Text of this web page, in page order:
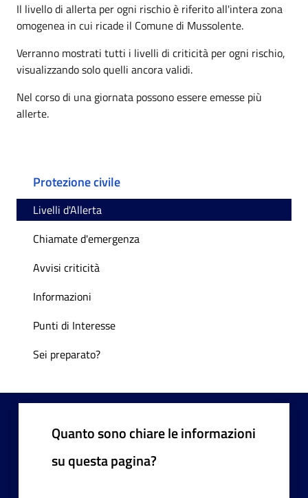
Il livello di allerta per ogni rischio è riferito all'intera zona
omogenea in cui ricade il Comune di Mussolente.
Verranno mostrati tutti i livelli di criticità per ogni rischio,
visualizzando solo quelli ancora validi.
Nel corso di una giornata possono essere emesse più
allerte.
Protezione civile
Livelli d'Allerta
Chiamate d'emergenza
Avvisi criticità
Informazioni
Punti di Interesse
Sei preparato?
Quanto sono chiare le informazioni
su questa pagina?